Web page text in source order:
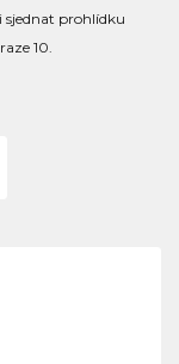
sjednat prohlídku
10.